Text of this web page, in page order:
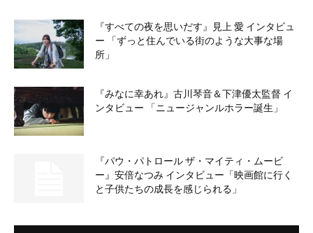
『すべての夜を思いだす』見上 愛 インタビュ
ー 「ずっと住んでいる街のような大事な場
所」
『みなに幸あれ』古川琴音＆下津優太監督 イ
ンタビュー 「ニュージャンルホラー誕生」
『パウ・パトロール ザ・マイティ・ムービ
ー』安倍なつみ インタビュー「映画館に行く
と子供たちの成長を感じられる」